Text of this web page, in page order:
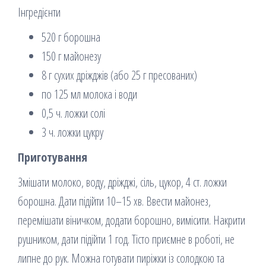
Інгредієнти
520 г борошна
150 г майонезу
8 г сухих дріжджів (або 25 г пресованих)
по 125 мл молока і води
0,5 ч. ложки солі
3 ч. ложки цукру
Приготування
Змішати молоко, воду, дріжджі, сіль, цукор, 4 ст. ложки
борошна. Дати підійти 10–15 хв. Ввести майонез,
перемішати віничком, додати борошно, вимісити. Накрити
рушником, дати підійти 1 год. Тісто приємне в роботі, не
липне до рук. Можна готувати пиріжки із солодкою та